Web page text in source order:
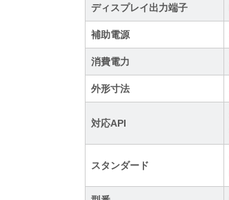
ディスプレイ出力端子
補助電源
消費電力
外形寸法
対応API
スタンダード